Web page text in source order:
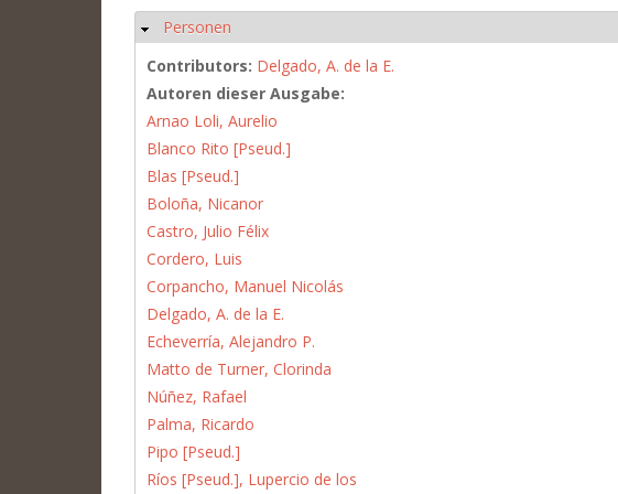
Hide
Personen
Contributors: Delgado, A. de la E.
Autoren dieser Ausgabe:
Arnao Loli, Aurelio
Blanco Rito [Pseud.]
Blas [Pseud.]
Boloña, Nicanor
Castro, Julio Félix
Cordero, Luis
Corpancho, Manuel Nicolás
Delgado, A. de la E.
Echeverría, Alejandro P.
Matto de Turner, Clorinda
Núñez, Rafael
Palma, Ricardo
Pipo [Pseud.]
Ríos [Pseud.], Lupercio de los